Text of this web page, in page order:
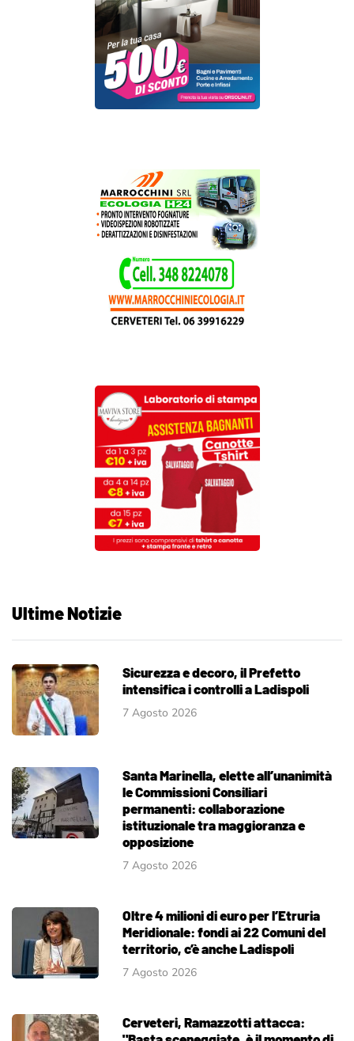
Ultime Notizie
Sicurezza e decoro, il Prefetto
intensifica i controlli a Ladispoli
7 Agosto 2026
Santa Marinella, elette all’unanimità
le Commissioni Consiliari
permanenti: collaborazione
istituzionale tra maggioranza e
opposizione
7 Agosto 2026
Oltre 4 milioni di euro per l’Etruria
Meridionale: fondi ai 22 Comuni del
territorio, c’è anche Ladispoli
7 Agosto 2026
Cerveteri, Ramazzotti attacca: